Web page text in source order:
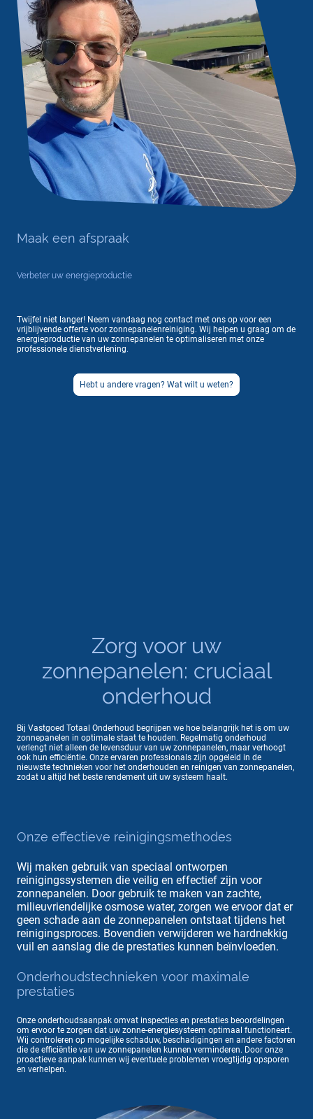
Maak een afspraak
Verbeter uw energieproductie
Twijfel niet langer! Neem vandaag nog contact met ons op voor een
vrijblijvende offerte voor zonnepanelenreiniging. Wij helpen u graag om de
energieproductie van uw zonnepanelen te optimaliseren met onze
professionele dienstverlening.
Hebt u andere vragen? Wat wilt u weten?
Zorg voor uw
zonnepanelen: cruciaal
onderhoud
Bij Vastgoed Totaal Onderhoud begrijpen we hoe belangrijk het is om uw
zonnepanelen in optimale staat te houden. Regelmatig onderhoud
verlengt niet alleen de levensduur van uw zonnepanelen, maar verhoogt
ook hun efficiëntie. Onze ervaren professionals zijn opgeleid in de
nieuwste technieken voor het onderhouden en reinigen van zonnepanelen,
zodat u altijd het beste rendement uit uw systeem haalt.
Onze effectieve reinigingsmethodes
Wij maken gebruik van speciaal ontworpen
reinigingssystemen die veilig en effectief zijn voor
zonnepanelen. Door gebruik te maken van zachte,
milieuvriendelijke osmose water, zorgen we ervoor dat er
geen schade aan de zonnepanelen ontstaat tijdens het
reinigingsproces. Bovendien verwijderen we hardnekkig
vuil en aanslag die de prestaties kunnen beïnvloeden.
Onderhoudstechnieken voor maximale
prestaties
Onze onderhoudsaanpak omvat inspecties en prestaties beoordelingen
om ervoor te zorgen dat uw zonne-energiesysteem optimaal functioneert.
Wij controleren op mogelijke schaduw, beschadigingen en andere factoren
die de efficiëntie van uw zonnepanelen kunnen verminderen. Door onze
proactieve aanpak kunnen wij eventuele problemen vroegtijdig opsporen
en verhelpen.